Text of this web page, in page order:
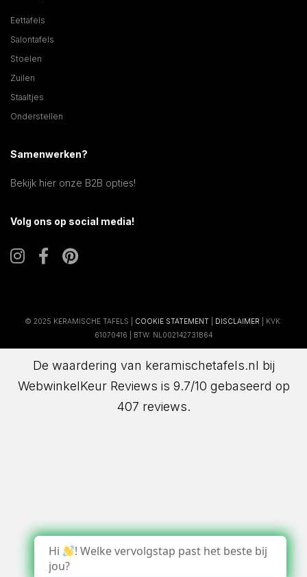
Eettafels
Salontafels
Stoelen
Zuilen
Staaltjes
Onderstellen
Samenwerken?
Bekijk hier onze B2B opties!
Volg ons op social media!
© 2025 KERAMISCHE TAFELS | COOKIE STATEMENT DISCLAIMER | KVK:
61070416 | BTW: NL002142731B64
De waardering van keramischetafels.nl bij
WebwinkelKeur Reviews is 9.7/10 gebaseerd op
407 reviews.
Hi
! Welke vervolgstap past het beste bij
jou?